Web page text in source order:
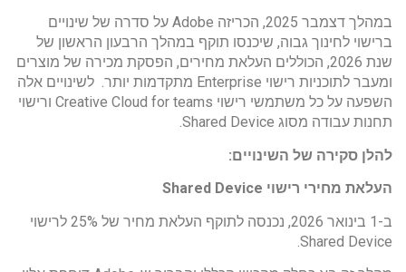
במהלך דצמבר 2025, הכריזה Adobe על סדרה של שינויים
ברישוי לחינוך גבוה, שיכנסו תוקף במהלך הרבעון הראשון של
שנת 2026, הכוללים העלאת מחירים, הפסקת מכירה של מוצרים
ומעבר לתוכניות רישוי Enterprise מתקדמות יותר. לשינויים אלה
השפעה על כל משתמשי רישוי Creative Cloud for teams ורישוי
תחנות עבודה מסוג Shared Device.
להלן סקירה של השינויים:
העלאת מחירי רישוי Shared Device
ב-1 בינואר 2026, נכנסה לתוקף העלאת מחיר של 25% לרישוי
Shared Device.